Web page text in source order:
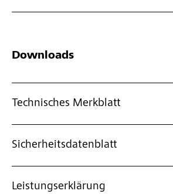
Downloads
Technisches Merkblatt
Sicherheitsdatenblatt
Leistungserklärung